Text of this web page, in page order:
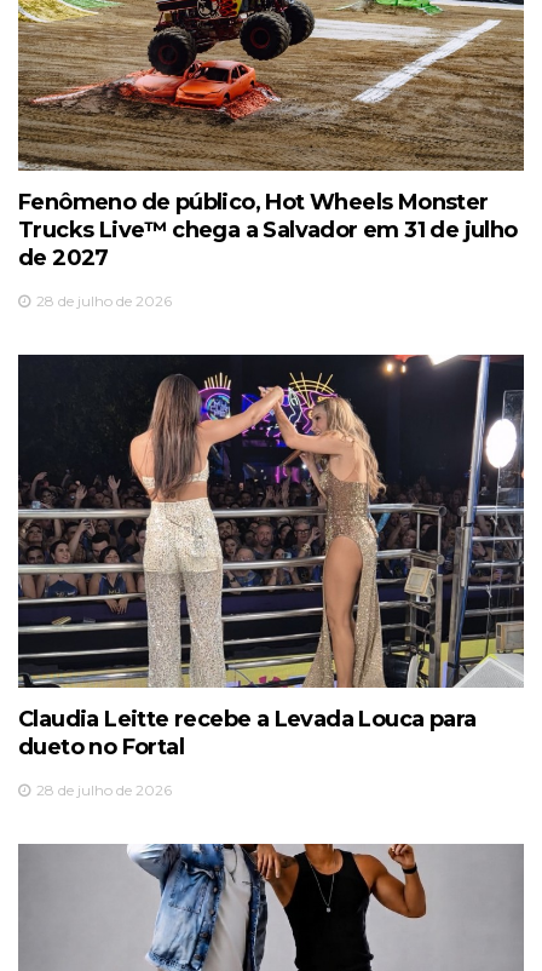
Fenômeno de público, Hot Wheels Monster
Trucks Live™️ chega a Salvador em 31 de julho
de 2027
28 de julho de 2026
Claudia Leitte recebe a Levada Louca para
dueto no Fortal
28 de julho de 2026